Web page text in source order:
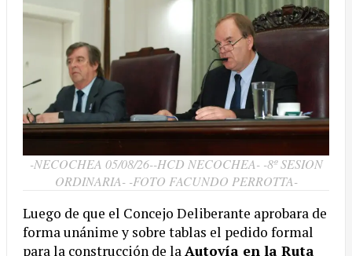
-NECOCHEA 05/08/26--HCD NECOCHEA- -8º SESION
ORDINARIA- -FOTO FACUNDO PERROTTA-
Luego de que el Concejo Deliberante aprobara de
forma unánime y sobre tablas el pedido formal
para la construcción de laAutovía en la Ruta